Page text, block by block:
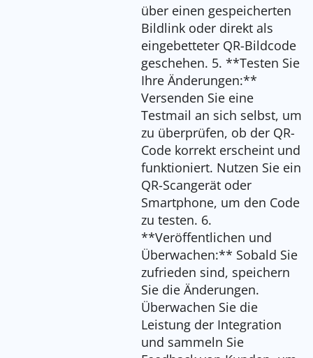
über einen gespeicherten
Bildlink oder direkt als
eingebetteter QR-Bildcode
geschehen. 5. **Testen Sie
Ihre Änderungen:**
Versenden Sie eine
Testmail an sich selbst, um
zu überprüfen, ob der QR-
Code korrekt erscheint und
funktioniert. Nutzen Sie ein
QR-Scangerät oder
Smartphone, um den Code
zu testen. 6.
**Veröffentlichen und
Überwachen:** Sobald Sie
zufrieden sind, speichern
Sie die Änderungen.
Überwachen Sie die
Leistung der Integration
und sammeln Sie